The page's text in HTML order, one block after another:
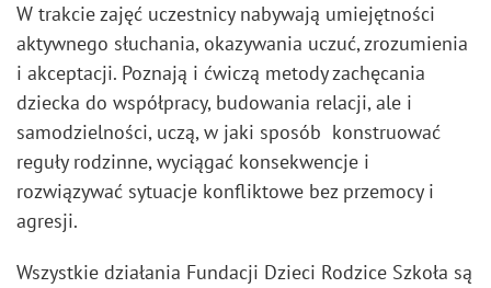
W trakcie zajęć uczestnicy nabywają umiejętności
aktywnego słuchania, okazywania uczuć, zrozumienia
i akceptacji. Poznają i ćwiczą metody zachęcania
dziecka do współpracy, budowania relacji, ale i
samodzielności, uczą, w jaki sposób konstruować
reguły rodzinne, wyciągać konsekwencje i
rozwiązywać sytuacje konfliktowe bez przemocy i
agresji.
Wszystkie działania Fundacji Dzieci Rodzice Szkoła są